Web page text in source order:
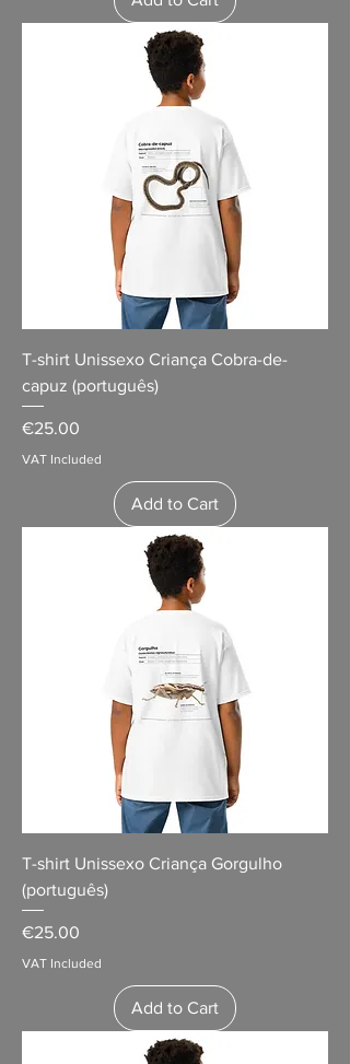
T-shirt Unissexo Criança Cobra-de-
capuz (português)
Price
€25.00
VAT Included
Add to Cart
T-shirt Unissexo Criança Gorgulho
(português)
Price
€25.00
VAT Included
Add to Cart